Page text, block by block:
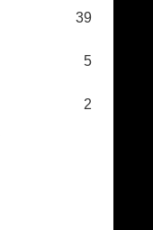
39
5
2